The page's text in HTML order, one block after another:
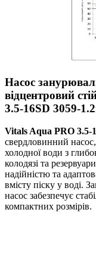
Насос
відцентровий
3.5-16SD 3059-
Vitals Aqua PRO 3.5-
свердловинний
холодної води з
колодязі та
надійністю та
вмісту піску у воді.
насос забезпечує
компактних розмірів.